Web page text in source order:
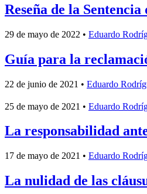
Reseña de la
29 de mayo de 2022 • Eduardo
Guía para la
22 de junio de 2021 • Eduardo
25 de mayo de 2021 • Eduardo
La responsabilidad
17 de mayo de 2021 • Eduardo
La nulidad de las